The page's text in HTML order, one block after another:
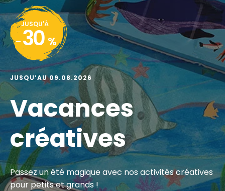
JUSQU'À
- 30 %
JUSQU’AU 09.08.2026
Vacances
créatives
Passez un été magique avec nos activités créatives
pour petits et grands !